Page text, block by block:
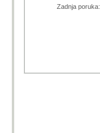
Zadnja poruka: